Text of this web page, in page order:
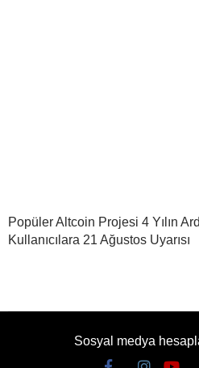
Popüler Altcoin Projesi 4 Yılın
Kullanıcılara 21 Ağustos Uyarısı
Sosyal medya